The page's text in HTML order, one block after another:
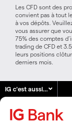
Les CFD sont des
convient pas à tout
à vos dépôts.
vous assurer que
75% des comptes
trading de CFD et
leurs positions
derniers mois.
IG c'est aussi…